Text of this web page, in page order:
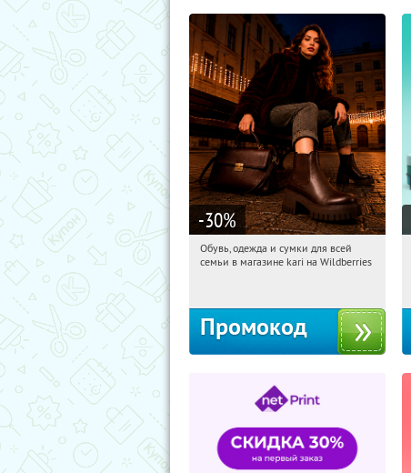
-30%
23:26:07
Получи первым!
Обувь, одежда и сумки для всей
семьи в магазине kari на Wildberries
Промокод